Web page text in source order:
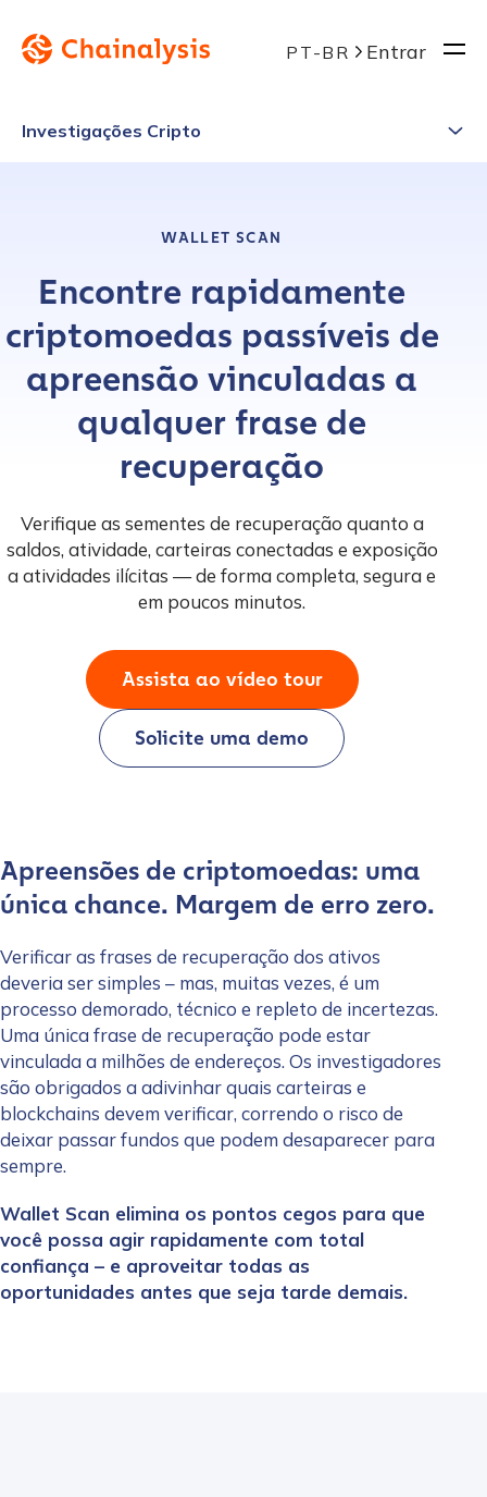
PT-BR Entrar
Investigações Cripto
WALLET SCAN
Encontre rapidamente
criptomoedas passíveis de
apreensão vinculadas a
qualquer frase de
recuperação
Verifique as sementes de recuperação quanto a
saldos, atividade, carteiras conectadas e exposição
a atividades ilícitas — de forma completa, segura e
em poucos minutos.
Assista ao vídeo tour
Solicite uma demo
Apreensões de criptomoedas: uma
única chance. Margem de erro zero.
Verificar as frases de recuperação dos ativos
deveria ser simples – mas, muitas vezes, é um
processo demorado, técnico e repleto de incertezas.
Uma única frase de recuperação pode estar
vinculada a milhões de endereços. Os investigadores
são obrigados a adivinhar quais carteiras e
blockchains devem verificar, correndo o risco de
deixar passar fundos que podem desaparecer para
sempre.
Wallet Scan elimina os pontos cegos para que
você possa agir rapidamente com total
confiança – e aproveitar todas as
oportunidades antes que seja tarde demais.